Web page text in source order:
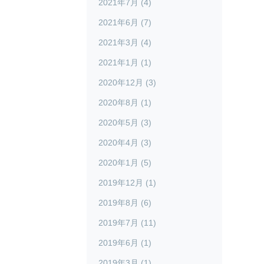
2021年7月 (4)
2021年6月 (7)
2021年3月 (4)
2021年1月 (1)
2020年12月 (3)
2020年8月 (1)
2020年5月 (3)
2020年4月 (3)
2020年1月 (5)
2019年12月 (1)
2019年8月 (6)
2019年7月 (11)
2019年6月 (1)